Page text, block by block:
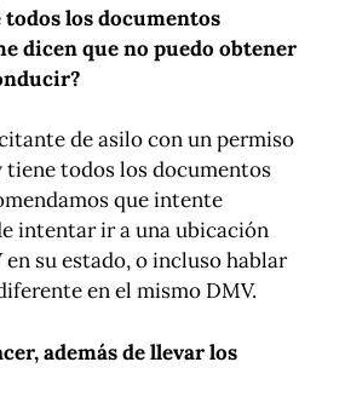
todos los documentos
dicen que no puedo obtener
de asilo con un permiso
tiene todos los documentos
que intente
intentar ir a una ubicación
su estado, o incluso hablar
en el mismo DMV.
además de llevar los